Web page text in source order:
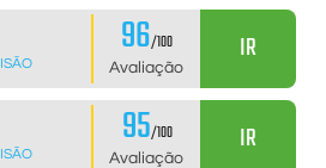
96/100
Avaliação
IR
95/100
Avaliação
IR